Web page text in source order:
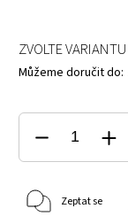
ZVOLTE VARIANTU
Můžeme doručit do:
Zeptat se